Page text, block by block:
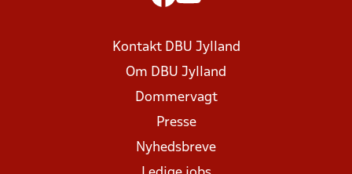
Kontakt DBU Jylland
Om DBU Jylland
Dommervagt
Presse
Nyhedsbreve